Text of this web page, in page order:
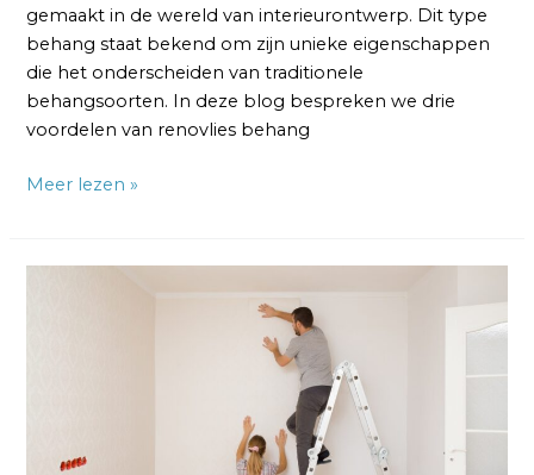
gemaakt in de wereld van interieurontwerp. Dit type
behang staat bekend om zijn unieke eigenschappen
die het onderscheiden van traditionele
behangsoorten. In deze blog bespreken we drie
voordelen van renovlies behang
Meer lezen »